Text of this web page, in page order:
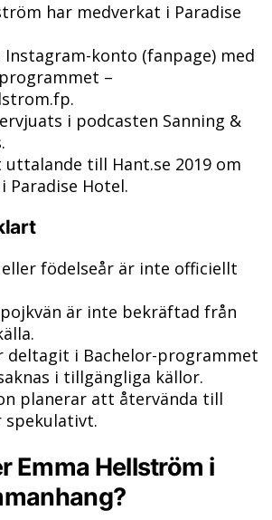
har medverkat i Paradise
konto (fanpage) med
–
i podcasten Sanning &
uttalande till Hant.se 2019 om
Paradise Hotel.
eller födelseår är inte officiellt
är inte bekräftad från
deltagit i Bachelor-programmet
i tillgängliga källor.
planerar att återvända till
spekulativt.
Emma Hellström i